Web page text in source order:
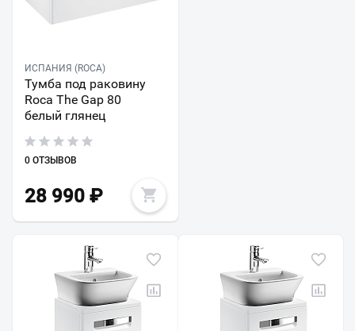
ИСПАНИЯ (ROCA)
Тумба под раковину
Roca The Gap 80
белый глянец
0 ОТЗЫВОВ
28 990 ₽